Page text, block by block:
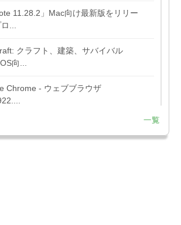
11.28.2」Mac向け最新版をリリー
...
クラフト、建築、サバイバル
向...
Chrome - ウェブブラウザ
一覧